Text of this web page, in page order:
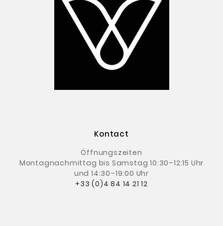
Kontact
Öffnungszeiten
Montagnachmittag bis Samstag 10:30–12:15 Uhr
und 14:30–19:00 Uhr
+33 (0)4 84 14 21 12